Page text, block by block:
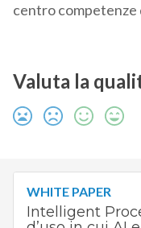
centro competenze
Valuta la
WHITE PAPER
Intelligent